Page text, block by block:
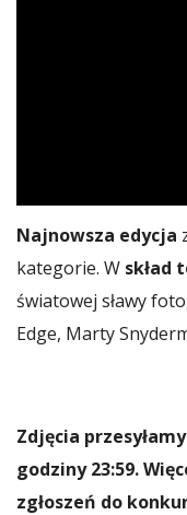
Najnowsza edycja
kategorie. W skład
światowej sławy
Edge, Marty
Zdjęcia
godziny 23:59.
zgłoszeń do